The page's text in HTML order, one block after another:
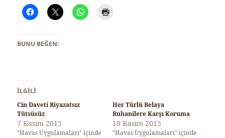
BUNU BEĞEN:
İLGILI
Cin Daveti Riyazatsız
Tütsüsüz
7 Kasım 2015
"Havas Uygulamaları" içinde
Her Türlü Belaya
Ruhanilere Karşı Koruma
10 Kasım 2015
"Havas Uygulamaları" içinde